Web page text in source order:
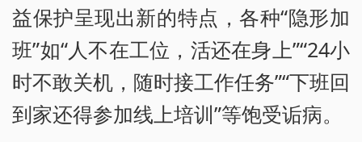
益保护呈现出新的特点，各种“隐形加
班”如“人不在工位，活还在身上”“24小
时不敢关机，随时接工作任务”“下班回
到家还得参加线上培训”等饱受诟病。